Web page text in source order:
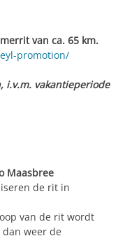
van ca. 65 km.
promotion/
vakantieperiode
Maasbree
de rit in
van de rit wordt
weer de